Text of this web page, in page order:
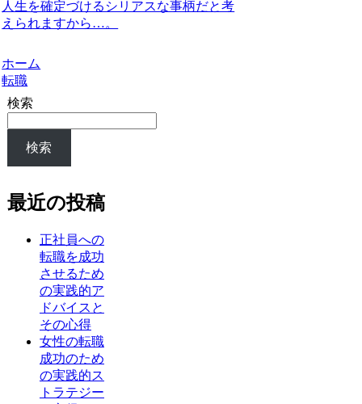
人生を確定づけるシリアスな事柄だと考
えられますから…。
ホーム
転職
検索
検索
最近の投稿
正社員への
転職を成功
させるため
の実践的ア
ドバイスと
その心得
女性の転職
成功のため
の実践的ス
トラテジー